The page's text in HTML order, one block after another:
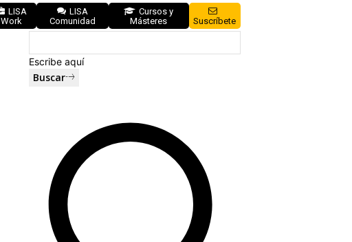
Suscríbete
Cursos y
Másteres
LISA
Comunidad
LISA
Work
Escribe aquí
Buscar